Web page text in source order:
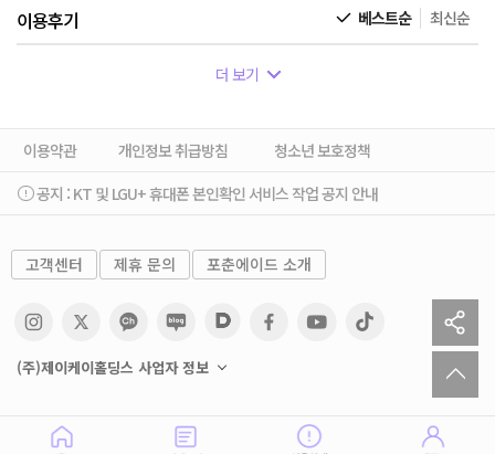
이용후기 베스트순 최신순
더 보기
이용약관 개인정보 취급방침
청소년 보호정책
공지 : KT 및 LGU+ 휴대폰 본인확인 서비스 작업 공지 안내
고객센터 제휴 문의 포춘에이드 소개
(주)제이케이홀딩스 사업자 정보